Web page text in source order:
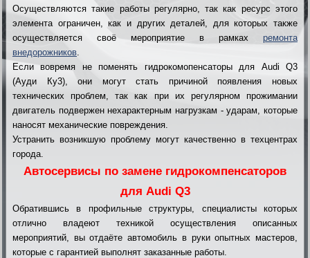
Осуществляются такие работы регулярно, так как ресурс этого
элемента ограничен, как и других деталей, для которых также
осуществляется своё мероприятие в рамках ремонта
внедорожников
Если вовремя не поменять гидрокомопенсаторы для Audi Q3
(Ауди Ку3), они могут стать причиной появления новых
технических проблем, так как при их регулярном прожимании
двигатель подвержен нехарактерным нагрузкам - ударам, которые
наносят механические повреждения.
Устранить возникшую проблему могут качественно в техцентрах
города.
Автосервисы по замене гидрокомпенсаторов
для Audi Q3
Обратившись в профильные структуры, специалисты которых
отлично владеют техникой осуществления описанных
мероприятий, вы отдаёте автомобиль в руки опытных мастеров,
которые с гарантией выполнят заказанные работы.